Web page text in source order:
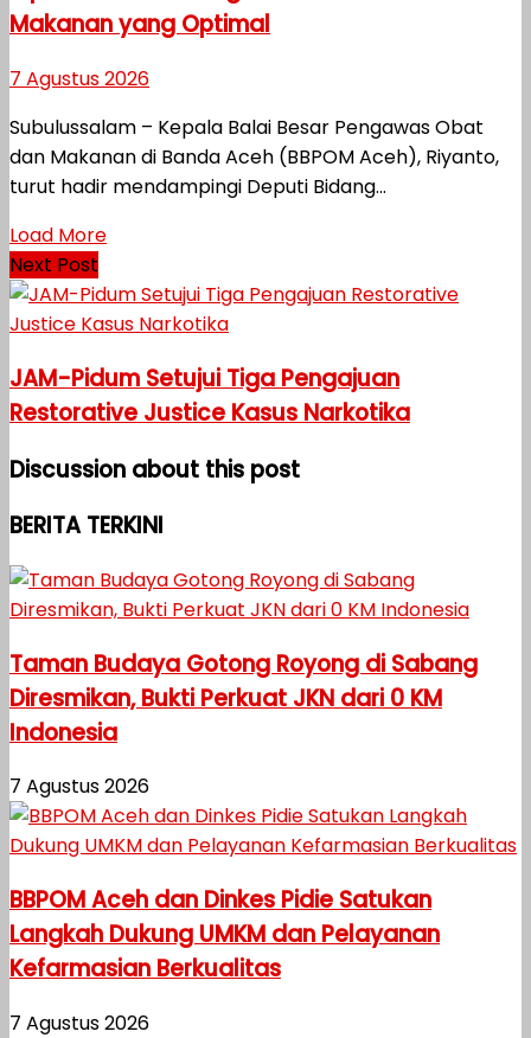
Makanan yang Optimal
7 Agustus 2026
Subulussalam – Kepala Balai Besar Pengawas Obat
dan Makanan di Banda Aceh (BBPOM Aceh), Riyanto,
turut hadir mendampingi Deputi Bidang...
Load More
Next Post
JAM-Pidum Setujui Tiga Pengajuan
Restorative Justice Kasus Narkotika
Discussion about this post
BERITA TERKINI
Taman Budaya Gotong Royong di Sabang
Diresmikan, Bukti Perkuat JKN dari 0 KM
Indonesia
7 Agustus 2026
BBPOM Aceh dan Dinkes Pidie Satukan
Langkah Dukung UMKM dan Pelayanan
Kefarmasian Berkualitas
7 Agustus 2026